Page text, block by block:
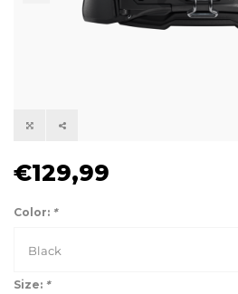
€129,99
Color: *
Black
Size: *